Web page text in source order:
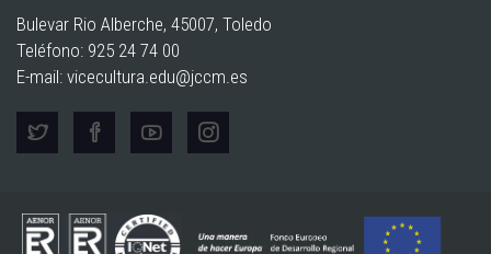
Bulevar Rio Alberche, 45007, Toledo
Teléfono: 925 24 74 00
E-mail: vicecultura.edu@jccm.es